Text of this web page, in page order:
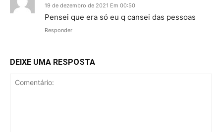
19 de dezembro de 2021 Em 00:50
Pensei que era só eu q cansei das pessoas
Responder
DEIXE UMA RESPOSTA